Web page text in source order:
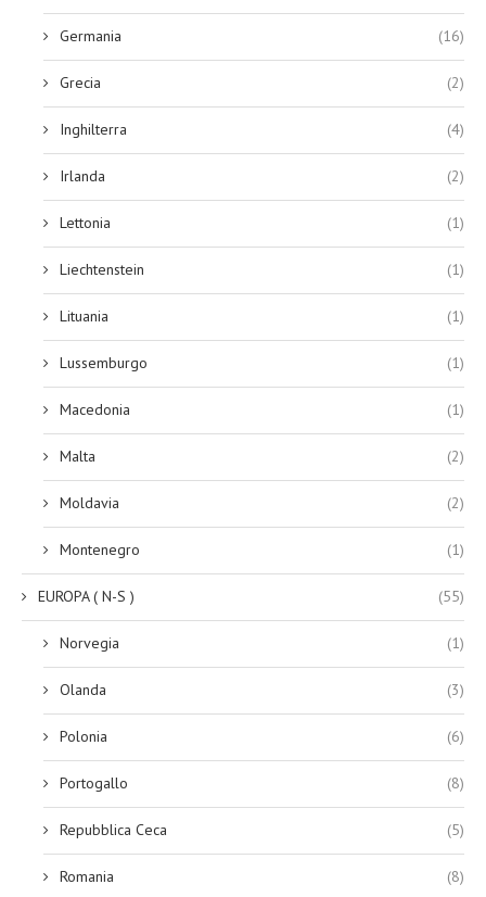
Germania (16)
Grecia (2)
Inghilterra (4)
Irlanda (2)
Lettonia (1)
Liechtenstein (1)
Lituania (1)
Lussemburgo (1)
Macedonia (1)
Malta (2)
Moldavia (2)
Montenegro (1)
EUROPA ( N-S ) (55)
Norvegia (1)
Olanda (3)
Polonia (6)
Portogallo (8)
Repubblica Ceca (5)
Romania (8)